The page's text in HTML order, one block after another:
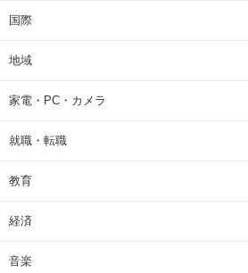
国際
地域
家電・PC・カメラ
就職・転職
教育
経済
音楽